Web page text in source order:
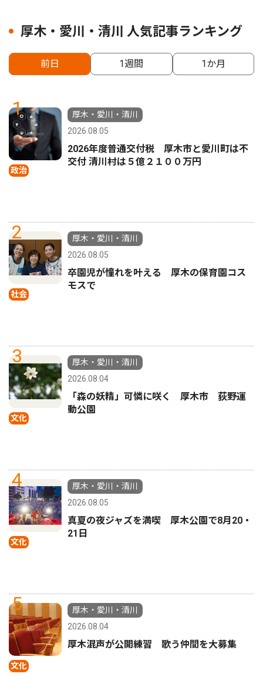
厚木・愛川・清川 人気記事ランキング
前日 1週間 1か月
1
政治
厚木・愛川・清川
2026.08.05
2026年度普通交付税 厚木市と愛川町は不
交付 清川村は５億２１００万円
2
社会
厚木・愛川・清川
2026.08.05
卒園児が憧れを叶える 厚木の保育園コス
モスで
3
文化
厚木・愛川・清川
2026.08.04
「森の妖精」可憐に咲く 厚木市 荻野運
動公園
4
文化
厚木・愛川・清川
2026.08.05
真夏の夜ジャズを満喫 厚木公園で8月20・
21日
5
文化
厚木・愛川・清川
2026.08.04
厚木混声が公開練習 歌う仲間を大募集